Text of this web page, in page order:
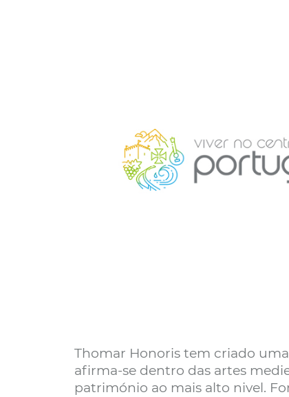
Thomar Honoris tem criado
afirma-se dentro das artes
património ao mais alto nivel.